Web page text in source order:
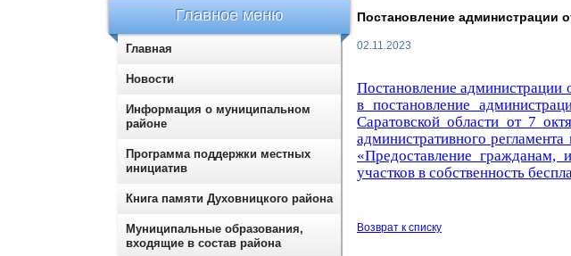
Постановление администрации
02.11.2023
Постановление
в постановление
Саратовской области от 7
административного
«Предоставление
участков в собственность
Возврат к списку
Главное меню
Главная
Новости
Информация о муниципальном
районе
Программа поддержки местных
инициатив
Книга памяти Духовницкого района
Муниципальные образования,
входящие в состав района